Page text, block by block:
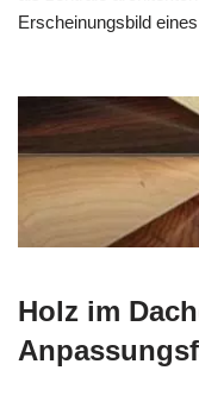
Erscheinungsbild
Holz im